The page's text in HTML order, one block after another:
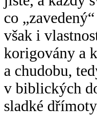
co
však i
korigovány a
a chudobu,
v biblických
sladké